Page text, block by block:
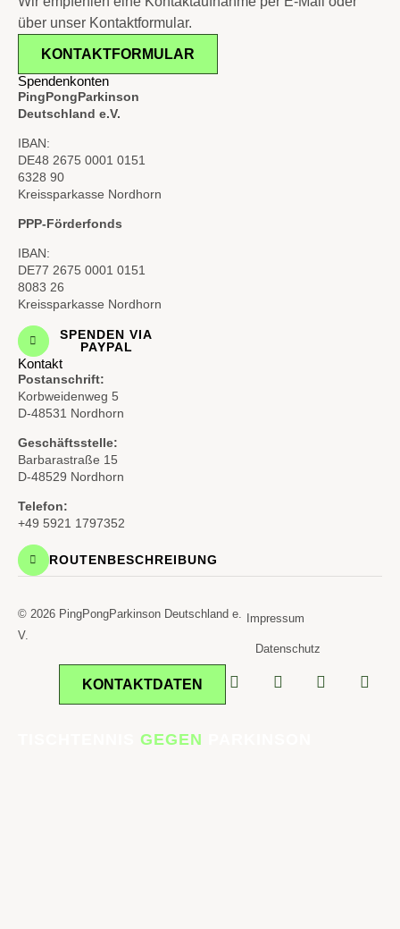
über unser Kontaktformular.
KONTAKTFORMULAR
Spendenkonten
PingPongParkinson
Deutschland e.V.
IBAN:
DE48 2675 0001 0151
6328 90
Kreissparkasse Nordhorn
PPP-Förderfonds
IBAN:
DE77 2675 0001 0151
8083 26
Kreissparkasse Nordhorn
SPENDEN VIA
PAYPAL
Kontakt
Postanschrift:
Korbweidenweg 5
D-48531 Nordhorn
Geschäftsstelle:
Barbarastraße 15
D-48529 Nordhorn
Telefon:
+49 5921 1797352
ROUTENBESCHREIBUNG
© 2026 PingPongParkinson Deutschland e.
V.
Impressum
Datenschutz
KONTAKTDATEN
GEGEN